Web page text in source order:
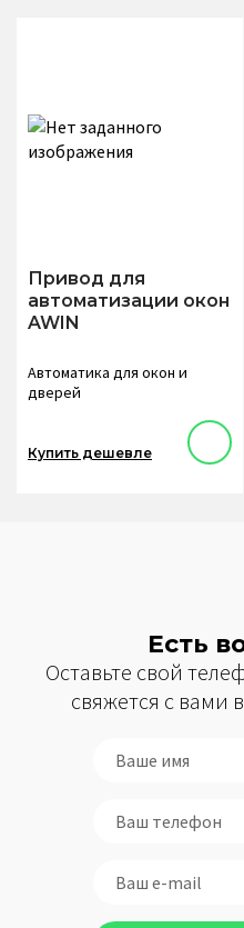
Привод для
автоматизации окон
AWIN
Автоматика для окон и
дверей
Купить дешевле
Есть
Оставьте свой
свяжется с вами